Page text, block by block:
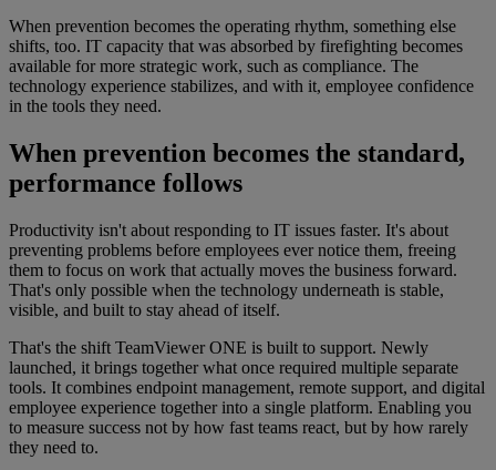
When prevention becomes the operating rhythm, something else
shifts, too. IT capacity that was absorbed by firefighting becomes
available for more strategic work, such as compliance. The
technology experience stabilizes, and with it, employee confidence
in the tools they need.
When prevention becomes the standard,
performance follows
Productivity isn't about responding to IT issues faster. It's about
preventing problems before employees ever notice them, freeing
them to focus on work that actually moves the business forward.
That's only possible when the technology underneath is stable,
visible, and built to stay ahead of itself.
That's the shift TeamViewer ONE is built to support. Newly
launched, it brings together what once required multiple separate
tools. It combines endpoint management, remote support, and digital
employee experience together into a single platform. Enabling you
to measure success not by how fast teams react, but by how rarely
they need to.